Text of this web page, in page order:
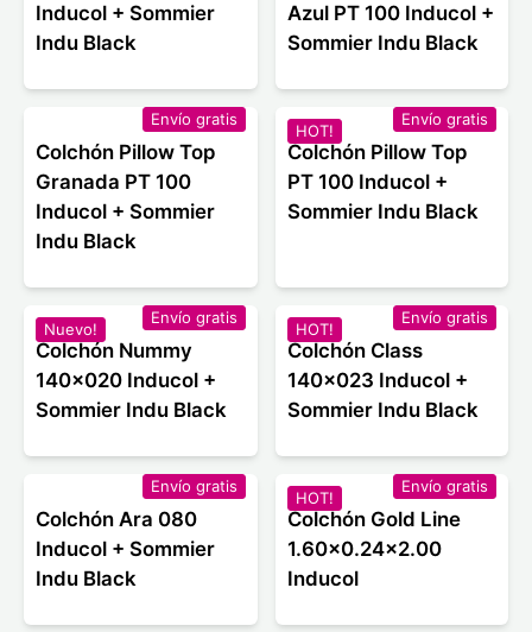
Inducol + Sommier
Indu Black
Azul PT 100 Inducol +
Sommier Indu Black
Envío gratis
Colchón Pillow Top
Granada PT 100
Inducol + Sommier
Indu Black
HOT!
Envío gratis
Colchón Pillow Top
PT 100 Inducol +
Sommier Indu Black
Nuevo!
Envío gratis
Colchón Nummy
140x020 Inducol +
Sommier Indu Black
HOT!
Envío gratis
Colchón Class
140x023 Inducol +
Sommier Indu Black
Envío gratis
Colchón Ara 080
Inducol + Sommier
Indu Black
HOT!
Envío gratis
Colchón Gold Line
1.60x0.24x2.00
Inducol